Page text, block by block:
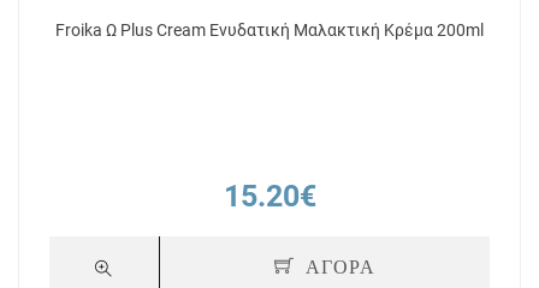
Froika Ω Plus Cream Ενυδατική Μαλακτική Κρέμα 200ml
15.20€
ΑΓΟΡΑ